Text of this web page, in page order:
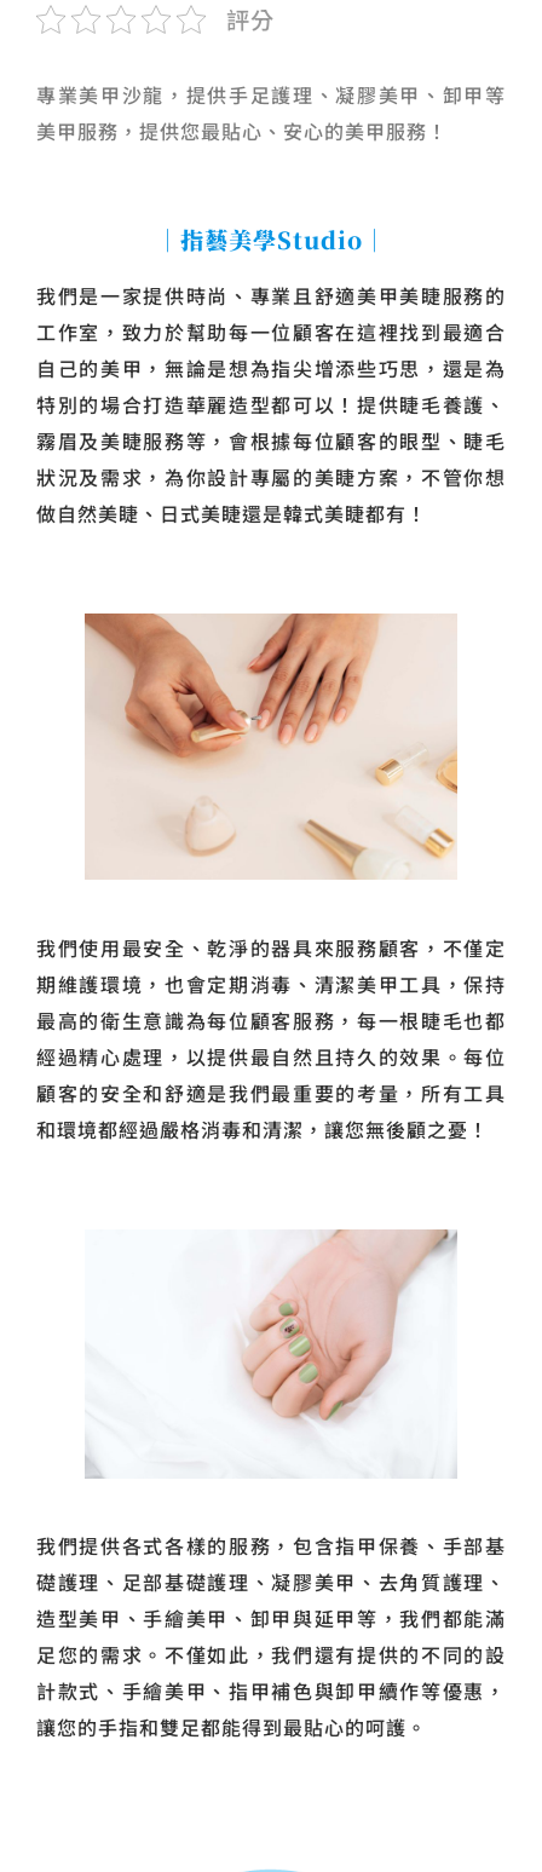
評分
專業美甲沙龍，提供手足護理、凝膠美甲、卸甲等
美甲服務，提供您最貼心、安心的美甲服務！
｜指藝美學Studio｜
我們是一家提供時尚、專業且舒適美甲美睫服務的
工作室，致力於幫助每一位顧客在這裡找到最適合
自己的美甲，無論是想為指尖增添些巧思，還是為
特別的場合打造華麗造型都可以！提供睫毛養護、
霧眉及美睫服務等，會根據每位顧客的眼型、睫毛
狀況及需求，為你設計專屬的美睫方案，不管你想
做自然美睫、日式美睫還是韓式美睫都有！
我們使用最安全、乾淨的器具來服務顧客，不僅定
期維護環境，也會定期消毒、清潔美甲工具，保持
最高的衛生意識為每位顧客服務，每一根睫毛也都
經過精心處理，以提供最自然且持久的效果。每位
顧客的安全和舒適是我們最重要的考量，所有工具
和環境都經過嚴格消毒和清潔，讓您無後顧之憂！
我們提供各式各樣的服務，包含指甲保養、手部基
礎護理、足部基礎護理、凝膠美甲、去角質護理、
造型美甲、手繪美甲、卸甲與延甲等，我們都能滿
足您的需求。不僅如此，我們還有提供的不同的設
計款式、手繪美甲、指甲補色與卸甲續作等優惠，
讓您的手指和雙足都能得到最貼心的呵護。